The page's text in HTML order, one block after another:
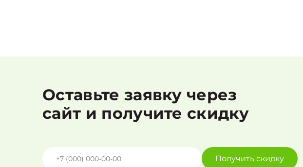
Оставьте заявку через
сайт и получите скидку
Получить скидку